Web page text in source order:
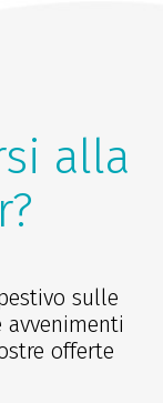
alla
sulle
offerte